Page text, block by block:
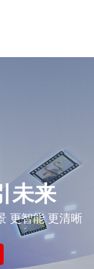
未来
更智能 更清晰